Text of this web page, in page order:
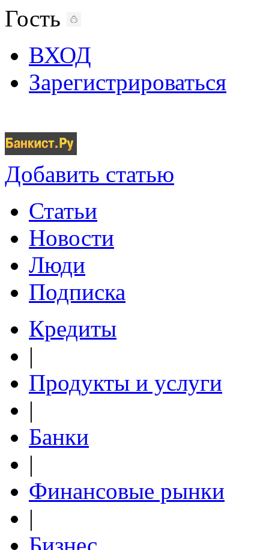
Гость
ВХОД
Зарегистрироваться
Добавить статью
Статьи
Новости
Люди
Подписка
Кредиты
|
Продукты и услуги
|
Банки
|
Финансовые рынки
|